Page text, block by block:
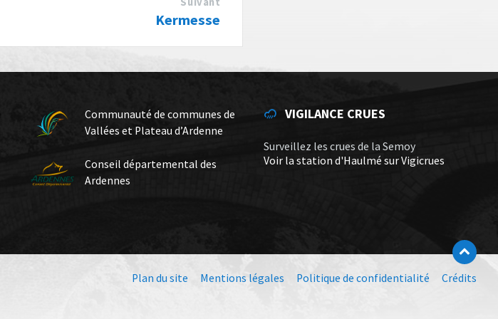
Kermesse
Communauté de communes de
Vallées et Plateau d’Ardenne
Conseil départemental des
Ardennes
VIGILANCE CRUES
Surveillez les crues de la Semoy
Voir la station d'Haulmé sur Vigicrues
Plan du site Mentions légales Politique de confidentialité Crédits